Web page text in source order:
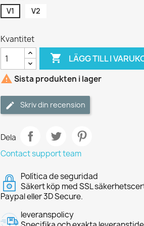
V1 V2
Kvantitet
 LÄGG TILL I
 Sista produkten i lager
Skriv din recension
Dela
Contact support team
Política de seguridad
Säkert köp med SSL
Paypal eller 3D Secure.
leveranspolicy